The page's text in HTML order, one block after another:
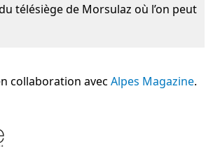
télésiège de Morsulaz où l’on peut
collaboration avec Alpes Magazine.